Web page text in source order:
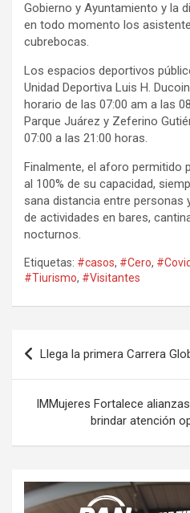
Gobierno y Ayuntamiento y la
en todo momento los
cubrebocas.
Los espacios deportivos
Unidad Deportiva Luis H.
horario de las 07:00 am a las
Parque Juárez y Zeferino
07:00 a las 21:00 horas.
Finalmente, el aforo permitido
al 100% de su capacidad,
sana distancia entre personas
de actividades en bares,
nocturnos.
Etiquetas: #casos, #Cero, #Covid
#Tiurismo, #Visitantes
Navegación
de
entradas
Llega la primera Carrera
IMMujeres Fortalece
brindar atención